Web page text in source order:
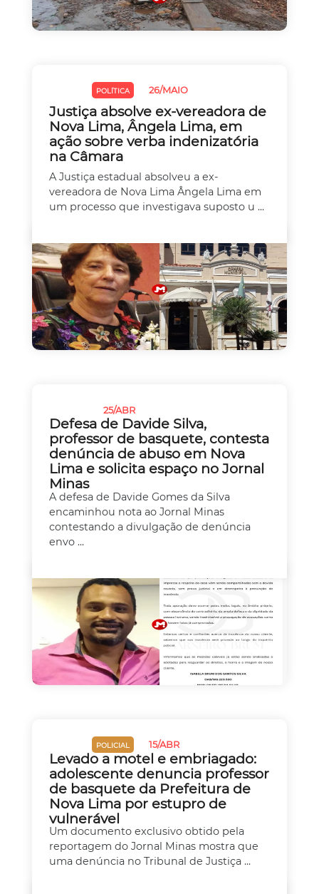
POLÍTICA 26/MAIO
Justiça absolve ex-vereadora de
Nova Lima, Ângela Lima, em
ação sobre verba indenizatória
na Câmara
A Justiça estadual absolveu a ex-
vereadora de Nova Lima Ângela Lima em
um processo que investigava suposto u ...
25/ABR
Defesa de Davide Silva,
professor de basquete, contesta
denúncia de abuso em Nova
Lima e solicita espaço no Jornal
Minas
A defesa de Davide Gomes da Silva
encaminhou nota ao Jornal Minas
contestando a divulgação de denúncia
envo ...
POLICIAL 15/ABR
Levado a motel e embriagado:
adolescente denuncia professor
de basquete da Prefeitura de
Nova Lima por estupro de
vulnerável
Um documento exclusivo obtido pela
reportagem do Jornal Minas mostra que
uma denúncia no Tribunal de Justiça ...